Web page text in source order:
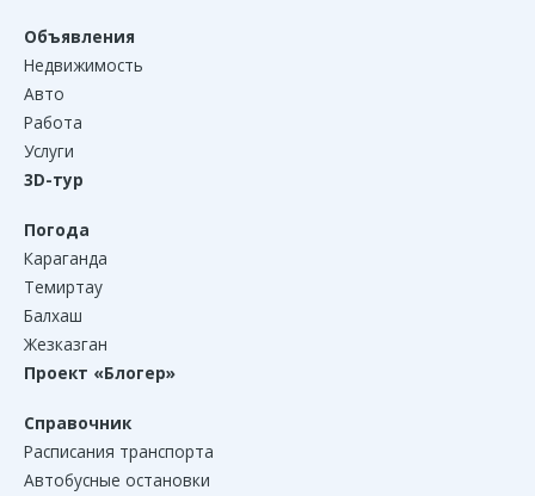
Объявления
Недвижимость
Авто
Работа
Услуги
3D-тур
Погода
Караганда
Темиртау
Балхаш
Жезказган
Проект «Блогер»
Справочник
Расписания транспорта
Автобусные остановки